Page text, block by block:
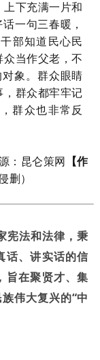
下充满一片和
一句三春暖，
部知道民心民
当作父老，不
对象。群众眼睛
群众都牢牢记
群众也非常反
：昆仑策网 【作
删）
宪法和法律，秉
话、讲实话的信
旨在聚贤才、集
伟大复兴的“中